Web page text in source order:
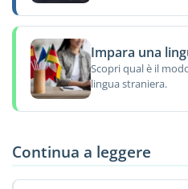
Impara una
Scopri qual è il
lingua straniera.
Continua a leggere